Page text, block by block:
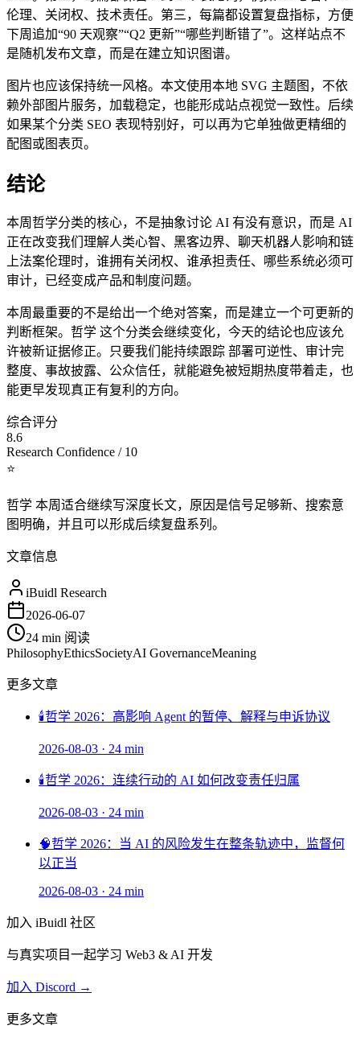
伦理、关闭权、技术责任。第三，每篇都设置复盘指标，方便
下周追加“90 天观察”“Q2 更新”“哪些判断错了”。这样站点不
是随机发布文章，而是在建立知识图谱。
图片也应该保持统一风格。本文使用本地 SVG 主题图，不依
赖外部图片服务，加载稳定，也能形成站点视觉一致性。后续
如果某个分类 SEO 表现特别好，可以再为它单独做更精细的
配图或图表页。
结论
本周哲学分类的核心，不是抽象讨论 AI 有没有意识，而是 AI
正在改变我们理解人类心智、黑客边界、聊天机器人影响和链
上法案伦理时，谁拥有关闭权、谁承担责任、哪些系统必须可
审计，已经变成产品和制度问题。
本周最重要的不是给出一个绝对答案，而是建立一个可更新的
判断框架。哲学 这个分类会继续变化，今天的结论也应该允
许被新证据修正。只要我们能持续跟踪 部署可逆性、审计完
整度、事故披露、公众信任，就能避免被短期热度带着走，也
能更早发现真正有复利的方向。
综合评分
8.6
Research Confidence / 10
⭐
哲学 本周适合继续写深度长文，原因是信号足够新、搜索意
图明确，并且可以形成后续复盘系列。
文章信息
iBuidl Research
2026-06-07
24 min 阅读
PhilosophyEthicsSocietyAI GovernanceMeaning
更多文章
🕯️哲学 2026：高影响 Agent 的暂停、解释与申诉协议
2026-08-03 · 24 min
🕯️哲学 2026：连续行动的 AI 如何改变责任归属
2026-08-03 · 24 min
🧠哲学 2026：当 AI 的风险发生在整条轨迹中，监督何
以正当
2026-08-03 · 24 min
加入 iBuidl 社区
与真实项目一起学习 Web3 & AI 开发
加入 Discord →
更多文章